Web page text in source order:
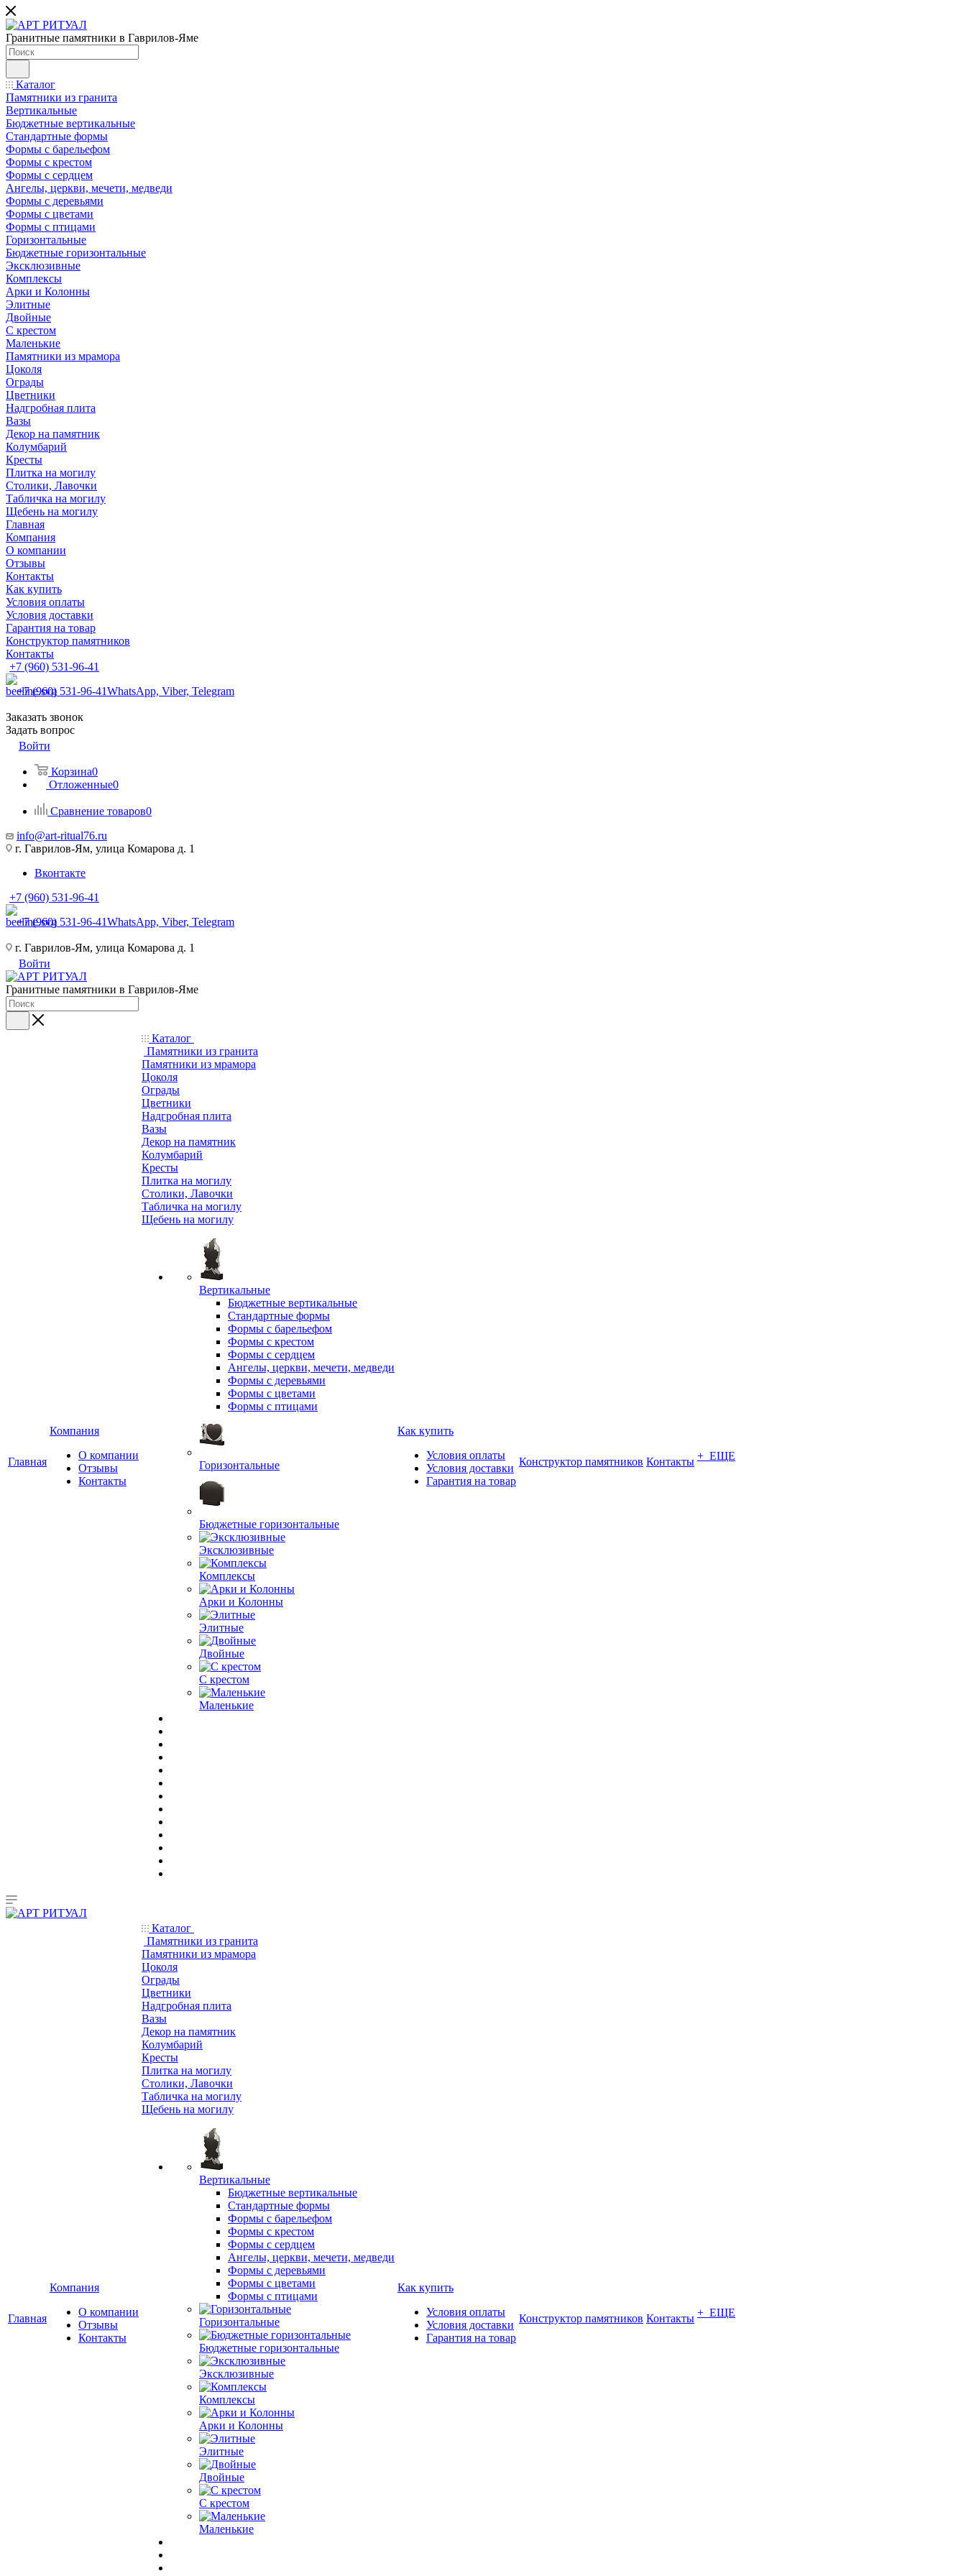
Гранитные памятники в Гаврилов-Яме
Каталог
Памятники из гранита
Вертикальные
Бюджетные вертикальные
Стандартные формы
Формы с барельефом
Формы с крестом
Формы с сердцем
Ангелы, церкви, мечети, медведи
Формы с деревьями
Формы с цветами
Формы с птицами
Горизонтальные
Бюджетные горизонтальные
Эксклюзивные
Комплексы
Арки и Колонны
Элитные
Двойные
С крестом
Маленькие
Памятники из мрамора
Цоколя
Ограды
Цветники
Надгробная плита
Вазы
Декор на памятник
Колумбарий
Кресты
Плитка на могилу
Столики, Лавочки
Табличка на могилу
Щебень на могилу
Главная
Компания
О компании
Отзывы
Контакты
Как купить
Условия оплаты
Условия доставки
Гарантия на товар
Конструктор памятников
Контакты
+7 (960) 531-96-41
+7 (960) 531-96-41WhatsApp, Viber, Telegram
Заказать звонок
Задать вопрос
Войти
Корзина0
Отложенные0
Сравнение товаров0
info@art-ritual76.ru
г. Гаврилов-Ям, улица Комарова д. 1
Вконтакте
+7 (960) 531-96-41
+7 (960) 531-96-41WhatsApp, Viber, Telegram
г. Гаврилов-Ям, улица Комарова д. 1
Войти
Гранитные памятники в Гаврилов-Яме
Главная
Компания
О компании
Отзывы
Контакты
Каталог
Памятники из гранита
Памятники из мрамора
Цоколя
Ограды
Цветники
Надгробная плита
Вазы
Декор на памятник
Колумбарий
Кресты
Плитка на могилу
Столики, Лавочки
Табличка на могилу
Щебень на могилу
Вертикальные
Бюджетные вертикальные
Стандартные формы
Формы с барельефом
Формы с крестом
Формы с сердцем
Ангелы, церкви, мечети, медведи
Формы с деревьями
Формы с цветами
Формы с птицами
Горизонтальные
Бюджетные горизонтальные
Эксклюзивные
Комплексы
Арки и Колонны
Элитные
Двойные
С крестом
Маленькие
Как купить
Условия оплаты
Условия доставки
Гарантия на товар
Конструктор памятников Контакты + ЕЩЕ
Главная
Компания
О компании
Отзывы
Контакты
Каталог
Памятники из гранита
Памятники из мрамора
Цоколя
Ограды
Цветники
Надгробная плита
Вазы
Декор на памятник
Колумбарий
Кресты
Плитка на могилу
Столики, Лавочки
Табличка на могилу
Щебень на могилу
Вертикальные
Бюджетные вертикальные
Стандартные формы
Формы с барельефом
Формы с крестом
Формы с сердцем
Ангелы, церкви, мечети, медведи
Формы с деревьями
Формы с цветами
Формы с птицами
Горизонтальные
Бюджетные горизонтальные
Эксклюзивные
Комплексы
Арки и Колонны
Элитные
Двойные
С крестом
Маленькие
Как купить
Условия оплаты
Условия доставки
Гарантия на товар
Конструктор памятников Контакты + ЕЩЕ